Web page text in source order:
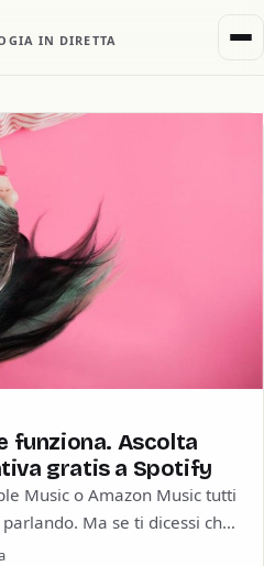
IN DIRETTA
funziona. Ascolta
gratis a Spotify
Music o Amazon Music tutti
Ma se ti dicessi che